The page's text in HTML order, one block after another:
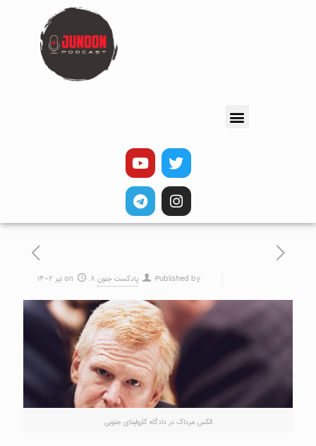
Published by پادکست جنون on ۸ تیر ۱۴۰۲
الکس مرداک در دادگاه کارولینای جنوبی